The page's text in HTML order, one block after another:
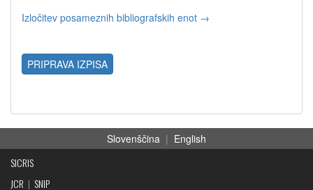
Izločitev posameznih bibliografskih enot →
PRIPRAVA IZPISA
Slovenščina | English
SICRIS
JCR | SNIP